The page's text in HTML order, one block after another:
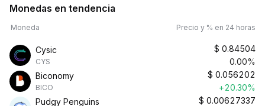
Monedas en tendencia
Moneda Precio y % en 24 horas
Cysic
CYS
$ 0.84504
0.00%
Biconomy
BICO
$ 0.056202
+20.30%
Pudgy Penguins
$ 0.00627337